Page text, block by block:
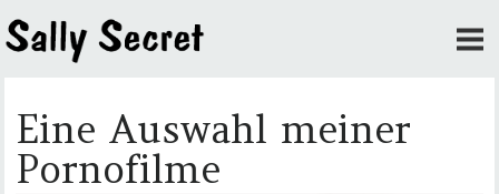
Eine Auswahl meiner
Pornofilme